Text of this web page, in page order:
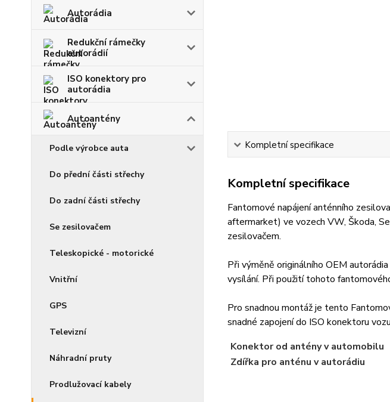
Autorádia
Redukční rámečky
autorádií
ISO konektory pro
autorádia
Autoantény
Podle výrobce auta
Do přední části střechy
Do zadní části střechy
Se zesilovačem
Teleskopické - motorické
Vnitřní
GPS
Televizní
Náhradní pruty
Prodlužovací kabely
Kompletní specifikace
Kompletní specifikace
Fantomové napájení anténního
aftermarket) ve vozech VW, Škoda,
zesilovačem.
Při výměně originálního OEM
vysílání. Při použití tohoto
Pro snadnou montáž je tento
snadné zapojení do ISO konektoru
Konektor od antény v automobilu
Zdířka pro anténu v autorádiu